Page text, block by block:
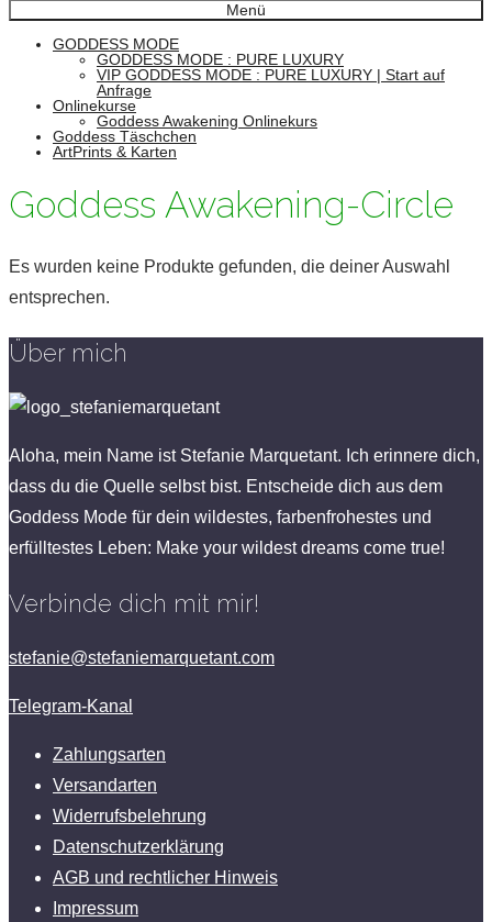
Menü
GODDESS MODE
GODDESS MODE : PURE LUXURY
VIP GODDESS MODE : PURE LUXURY | Start auf
Anfrage
Onlinekurse
Goddess Awakening Onlinekurs
Goddess Täschchen
ArtPrints & Karten
Goddess Awakening-Circle
Es wurden keine Produkte gefunden, die deiner Auswahl
entsprechen.
Über mich
Aloha, mein Name ist Stefanie Marquetant. Ich erinnere dich,
dass du die Quelle selbst bist. Entscheide dich aus dem
Goddess Mode für dein wildestes, farbenfrohestes und
erfülltestes Leben: Make your wildest dreams come true!
Verbinde dich mit mir!
stefanie@stefaniemarquetant.com
Telegram-Kanal
Zahlungsarten
Versandarten
Widerrufsbelehrung
Datenschutzerklärung
AGB und rechtlicher Hinweis
Impressum